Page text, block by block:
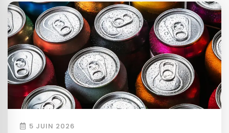
5 JUIN 2026